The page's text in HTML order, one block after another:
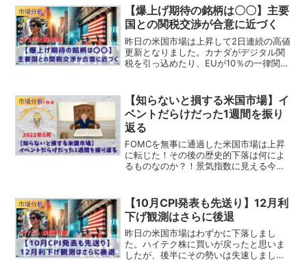
では昨日の米国市場を振り返っていきま
しょう。リッヒ記事後半で...
市場分析
【爆上げ期待の銘柄は〇〇】主要
国との関税交渉が合意に近づく
昨日の米国市場は上昇して2日連続の高値
更新となりました。カナダがデジタル関
税を引っ込めたり、EUが10％の一律関税
月間ベースで見るとS&P500は+4.96%、
ダウは+...
市場分析
【知らないと損する米国市場】イ
ベントだらけだった1週間を振り
返る
FOMCを無事に通過した米国市場は上昇
に転じた！その後の歴史的下落は何によ
るものなのか？！景気指数に見える今後
式市場は大暴落してしまうのか！
市場分析
【10月CPI発表も先送り】12月利
下げ観測はさらに後退
昨日の米国市場はわずかに下落しまし
た。ハイテク株に買いが戻ったと思いま
したが、後半にその勢いは失速しまし